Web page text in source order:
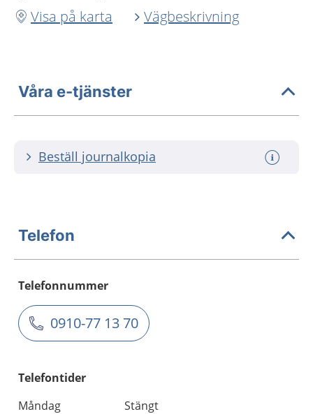
Visa på karta
Vägbeskrivning
Våra e-tjänster
Beställ journalkopia
Telefon
Telefonnummer
0910-77 13 70
Telefontider
Måndag
Stängt